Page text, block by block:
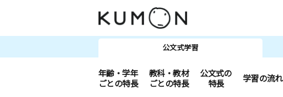
公文式学習
年齢・学年
ごとの特長
教科・教材
ごとの特長
公文式の
特長
学習の流れ